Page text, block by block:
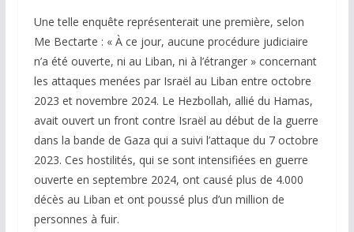
Une telle enquête représenterait une première, selon
Me Bectarte : « À ce jour, aucune procédure judiciaire
n’a été ouverte, ni au Liban, ni à l’étranger » concernant
les attaques menées par Israël au Liban entre octobre
2023 et novembre 2024. Le Hezbollah, allié du Hamas,
avait ouvert un front contre Israël au début de la guerre
dans la bande de Gaza qui a suivi l’attaque du 7 octobre
2023. Ces hostilités, qui se sont intensifiées en guerre
ouverte en septembre 2024, ont causé plus de 4.000
décès au Liban et ont poussé plus d’un million de
personnes à fuir.